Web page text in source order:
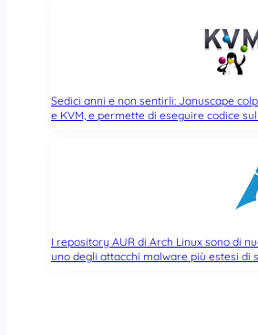
Sedici anni e non sentirli: Januscape
e KVM, e permette di eseguire codice
I repository AUR di Arch Linux sono di
uno degli attacchi malware più estesi di